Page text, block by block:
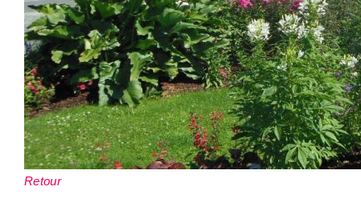
Retour